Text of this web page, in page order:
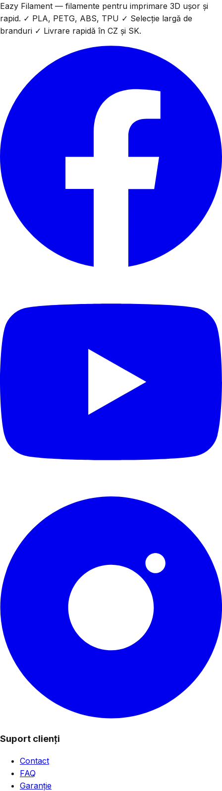
Eazy Filament — filamente pentru imprimare 3D ușor și
rapid. ✓ PLA, PETG, ABS, TPU ✓ Selecție largă de
branduri ✓ Livrare rapidă în CZ și SK.
Suport clienți
Contact
FAQ
Garanție